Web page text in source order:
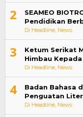
2
SEAMEO
Pendidikan
Di Headline, News
3
Ketum Serikat
Himbau
Di Headline, News
4
Badan Bahasa
Penguatan
Di Headline, News